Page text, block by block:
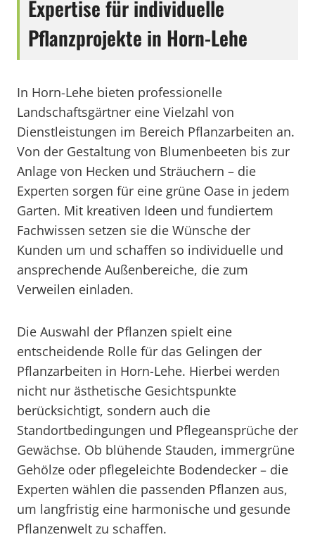
Expertise für individuelle
Pflanzprojekte in Horn-Lehe
In Horn-Lehe bieten professionelle
Landschaftsgärtner eine Vielzahl von
Dienstleistungen im Bereich Pflanzarbeiten an.
Von der Gestaltung von Blumenbeeten bis zur
Anlage von Hecken und Sträuchern – die
Experten sorgen für eine grüne Oase in jedem
Garten. Mit kreativen Ideen und fundiertem
Fachwissen setzen sie die Wünsche der
Kunden um und schaffen so individuelle und
ansprechende Außenbereiche, die zum
Verweilen einladen.
Die Auswahl der Pflanzen spielt eine
entscheidende Rolle für das Gelingen der
Pflanzarbeiten in Horn-Lehe. Hierbei werden
nicht nur ästhetische Gesichtspunkte
berücksichtigt, sondern auch die
Standortbedingungen und Pflegeansprüche der
Gewächse. Ob blühende Stauden, immergrüne
Gehölze oder pflegeleichte Bodendecker – die
Experten wählen die passenden Pflanzen aus,
um langfristig eine harmonische und gesunde
Pflanzenwelt zu schaffen.